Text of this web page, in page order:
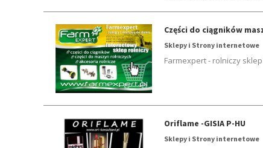
Części do ciągników
Sklepy i Strony internetowe
Farmexpert - rolniczy
Oriflame -GISIA P-HU
Sklepy i Strony internetowe